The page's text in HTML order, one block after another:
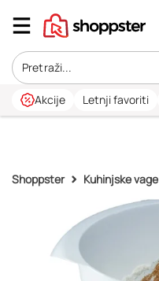
Akcije Letnji favoriti
Shoppster Kuhinjske vage